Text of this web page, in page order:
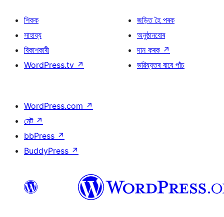
শিকক
সাহায্য
বিকাশকাৰী
WordPress.tv ↗
জড়িত হৈ পৰক
অনুষ্ঠানবোৰ
দান কৰক ↗
ভৱিষ্যতৰ বাবে পাঁচ
WordPress.com ↗
মেট ↗
bbPress ↗
BuddyPress ↗